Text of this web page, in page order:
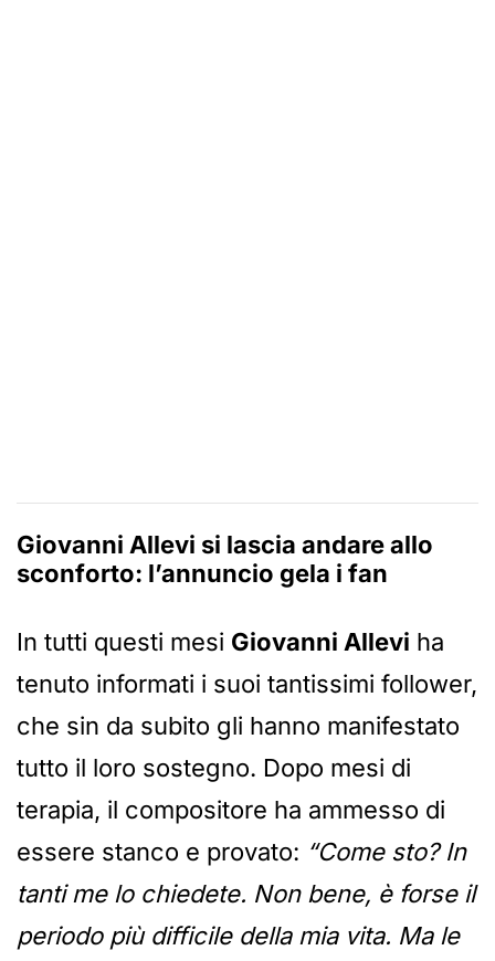
Giovanni Allevi si lascia andare allo
sconforto: l’annuncio gela i fan
In tutti questi mesi Giovanni Allevi ha
tenuto informati i suoi tantissimi follower,
che sin da subito gli hanno manifestato
tutto il loro sostegno. Dopo mesi di
terapia, il compositore ha ammesso di
essere stanco e provato: “Come sto? In
tanti me lo chiedete. Non bene, è forse il
periodo più difficile della mia vita. Ma le